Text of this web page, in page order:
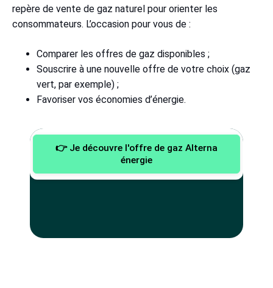
repère de vente de gaz naturel pour orienter les
consommateurs. L’occasion pour vous de :
Comparer les offres de gaz disponibles ;
Souscrire à une nouvelle offre de votre choix (gaz
vert, par exemple) ;
Favoriser vos économies d’énergie.
👉 Je découvre l'offre de gaz Alterna
énergie